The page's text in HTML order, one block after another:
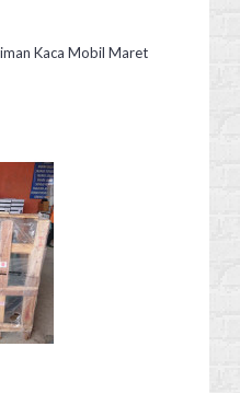
Kaca Mobil Maret